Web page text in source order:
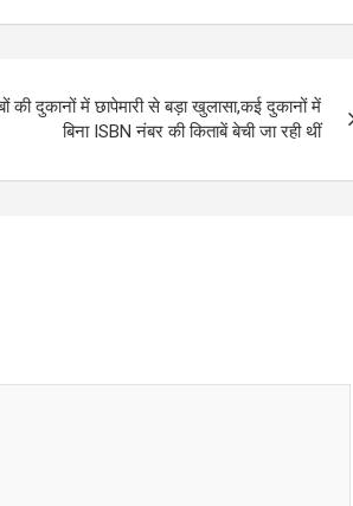
की दुकानों में छापेमारी से बड़ा खुलासा,कई दुकानों में
बिना ISBN नंबर की किताबें बेची जा रही थीं